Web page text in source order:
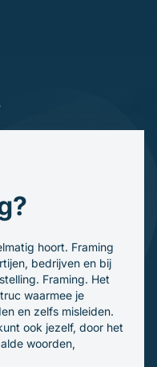
hoort. Framing
bedrijven en bij
Framing. Het
waarmee je
en zelfs misleiden.
ook jezelf, door het
woorden,